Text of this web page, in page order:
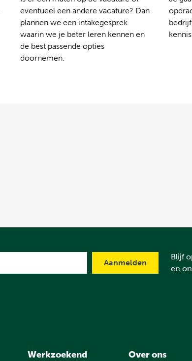
eventueel een andere vacature? Dan
plannen we een intakegesprek
waarin we je beter leren kennen en
de best passende opties
doornemen.
Blijf
en
Werkzoekend Over ons